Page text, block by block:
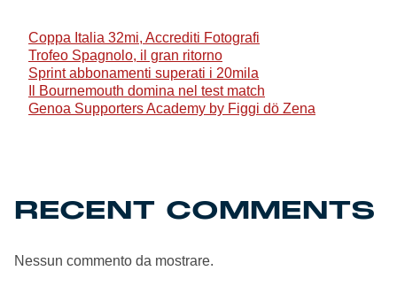
Urban Collection
Throwback Duemila
Robe di Kappa x Genoa
Red&Blue Voices
Coppa Italia 32mi, Accrediti Fotografi
Trofeo Spagnolo, il gran ritorno
Sprint abbonamenti superati i 20mila
Il Bournemouth domina nel test match
Genoa Supporters Academy by Figgi dö Zena
RECENT COMMENTS
Nessun commento da mostrare.